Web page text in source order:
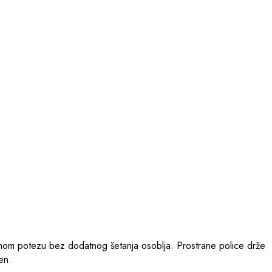
potezu bez dodatnog šetanja osoblja. Prostrane police drže